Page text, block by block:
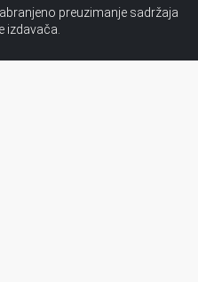
preuzimanje sadržaja
izdavača.